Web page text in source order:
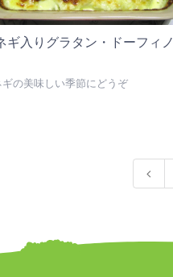
ギ入りグラタン・ドーフィノ
ギの美味しい季節にどうぞ